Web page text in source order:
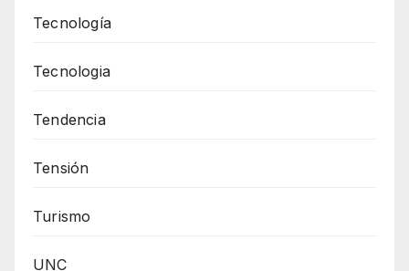
Tecnología
Tecnologia
Tendencia
Tensión
Turismo
UNC